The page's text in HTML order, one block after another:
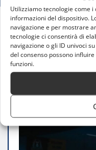
Utilizziamo tecnologie come
informazioni del dispositivo.
navigazione e per mostrare
tecnologie ci consentirà di
navigazione o gli ID univoci
del consenso possono
funzioni.
Home
Badminton,
storico nella Final